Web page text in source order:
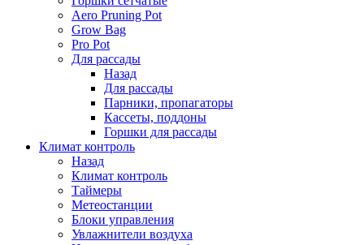
Aero Pruning Pot
Grow Bag
Pro Pot
Для рассады
Назад
Для рассады
Парники, пропагаторы
Кассеты, поддоны
Горшки для рассады
Климат контроль
Назад
Климат контроль
Таймеры
Метеостанции
Блоки управления
Увлажнители воздуха